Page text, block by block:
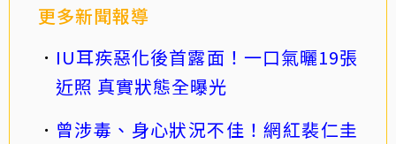
更多新聞報導
IU耳疾惡化後首露面！一口氣曬19張
近照 真實狀態全曝光
曾涉毒、身心狀況不佳！網紅裴仁圭